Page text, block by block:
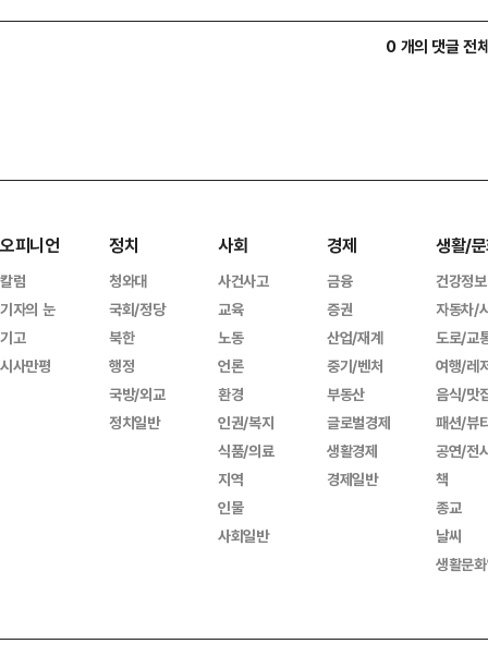
0 개의 댓글 전
오피니언
칼럼
기자의 눈
기고
시사만평
정치
청와대
국회/정당
북한
행정
국방/외교
정치일반
사회
사건사고
교육
노동
언론
환경
인권/복지
식품/의료
지역
인물
사회일반
경제
금융
증권
산업/재계
중기/벤처
부동산
글로벌경제
생활경제
경제일반
생활/
건강정보
자동차/
도로/교
여행/레
음식/맛
패션/뷰
공연/전
책
종교
날씨
생활문